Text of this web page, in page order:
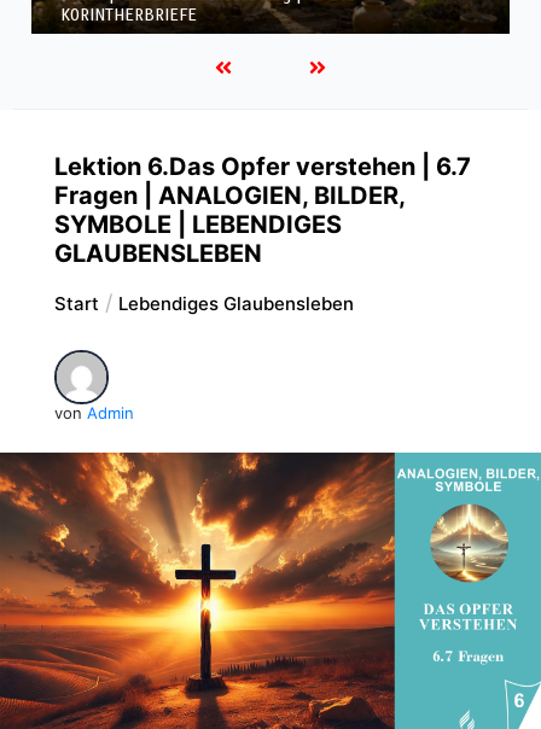
KORINTHERBRIEFE
Lektion 6.Das Opfer verstehen | 6.7
Fragen | ANALOGIEN, BILDER,
SYMBOLE | LEBENDIGES
GLAUBENSLEBEN
Start Lebendiges Glaubensleben
von Admin